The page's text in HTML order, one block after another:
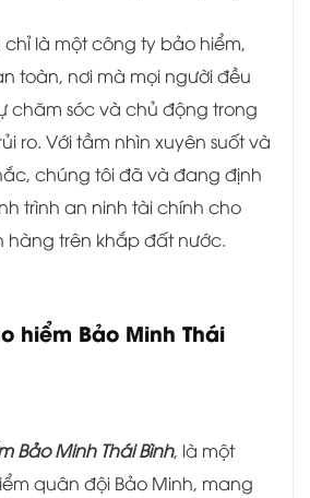
là một công ty bảo hiểm,
toàn, nơi mà mọi người đều
chăm sóc và chủ động trong
ro. Với tầm nhìn xuyên suốt và
chúng tôi đã và đang định
trình an ninh tài chính cho
hàng trên khắp đất nước.
hiểm Bảo Minh Thái
Bảo Minh Thái Bình, là một
quân đội Bảo Minh, mang